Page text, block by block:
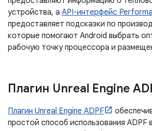
устройства, а API-интерфейс
предоставляет подсказки по
которые помогают Android выбрать
рабочую точку процессора и
Плагин Unreal Engine
Плагин Unreal Engine ADPF
простой способ использования ADPF